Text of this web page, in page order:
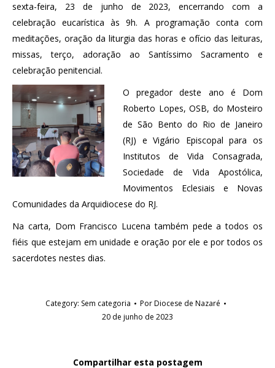
sexta-feira, 23 de junho de 2023, encerrando com a
celebração eucarística às 9h. A programação conta com
meditações, oração da liturgia das horas e ofício das leituras,
missas, terço, adoração ao Santíssimo Sacramento e
celebração penitencial.
O pregador deste ano é Dom
Roberto Lopes, OSB, do Mosteiro
de São Bento do Rio de Janeiro
(RJ) e Vigário Episcopal para os
Institutos de Vida Consagrada,
Sociedade de Vida Apostólica,
Movimentos Eclesiais e Novas
Comunidades da Arquidiocese do RJ.
Na carta, Dom Francisco Lucena também pede a todos os
fiéis que estejam em unidade e oração por ele e por todos os
sacerdotes nestes dias.
Category: Sem categoria PorDiocese de Nazaré
20 de junho de 2023
Compartilhar esta postagem